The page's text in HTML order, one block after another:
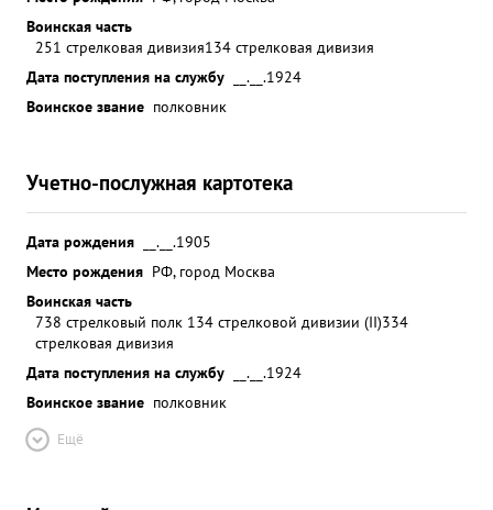
Воинская часть
251 стрелковая дивизия134 стрелковая дивизия
Дата поступления на службу
__.__.1924
Воинское звание полковник
Учетно-послужная картотека
Дата рождения
__.__.1905
Место рождения РФ, город Москва
Воинская часть
738 стрелковый полк 134 стрелковой дивизии (II)334
стрелковая дивизия
Дата поступления на службу
__.__.1924
Воинское звание полковник
Ещё